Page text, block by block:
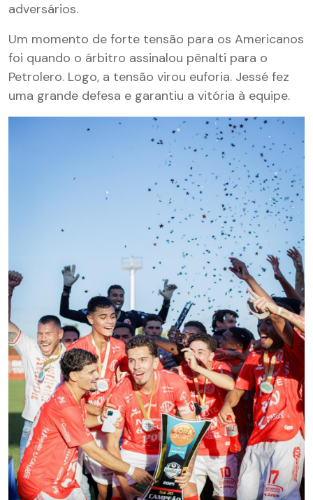
adversários.
Um momento de forte tensão para os Americanos
foi quando o árbitro assinalou pênalti para o
Petrolero. Logo, a tensão virou euforia. Jessé fez
uma grande defesa e garantiu a vitória à equipe.